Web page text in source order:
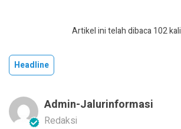
Artikel ini telah dibaca 102 kali
Headline
Admin-Jalurinformasi
Redaksi